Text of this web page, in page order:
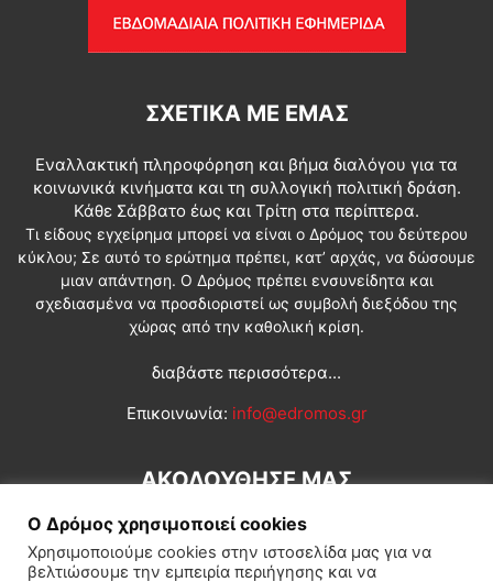
ΣΧΕΤΙΚΆ ΜΕ ΕΜΆΣ
Εναλλακτική πληροφόρηση και βήμα διαλόγου για τα
κοινωνικά κινήματα και τη συλλογική πολιτική δράση.
Κάθε Σάββατο έως και Τρίτη στα περίπτερα.
Τι είδους εγχείρημα μπορεί να είναι ο Δρόμος του δεύτερου
κύκλου; Σε αυτό το ερώτημα πρέπει, κατ’ αρχάς, να δώσουμε
μιαν απάντηση. Ο Δρόμος πρέπει ενσυνείδητα και
σχεδιασμένα να προσδιοριστεί ως συμβολή διεξόδου της
χώρας από την καθολική κρίση.
διαβάστε περισσότερα...
Επικοινωνία: info@edromos.gr
ΑΚΟΛΟΥΘΗΣΕ ΜΑΣ
Ο Δρόμος χρησιμοποιεί cookies
Χρησιμοποιούμε cookies στην ιστοσελίδα μας για να
βελτιώσουμε την εμπειρία περιήγησης και να